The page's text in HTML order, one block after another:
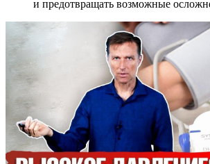
и предотвращать возможные